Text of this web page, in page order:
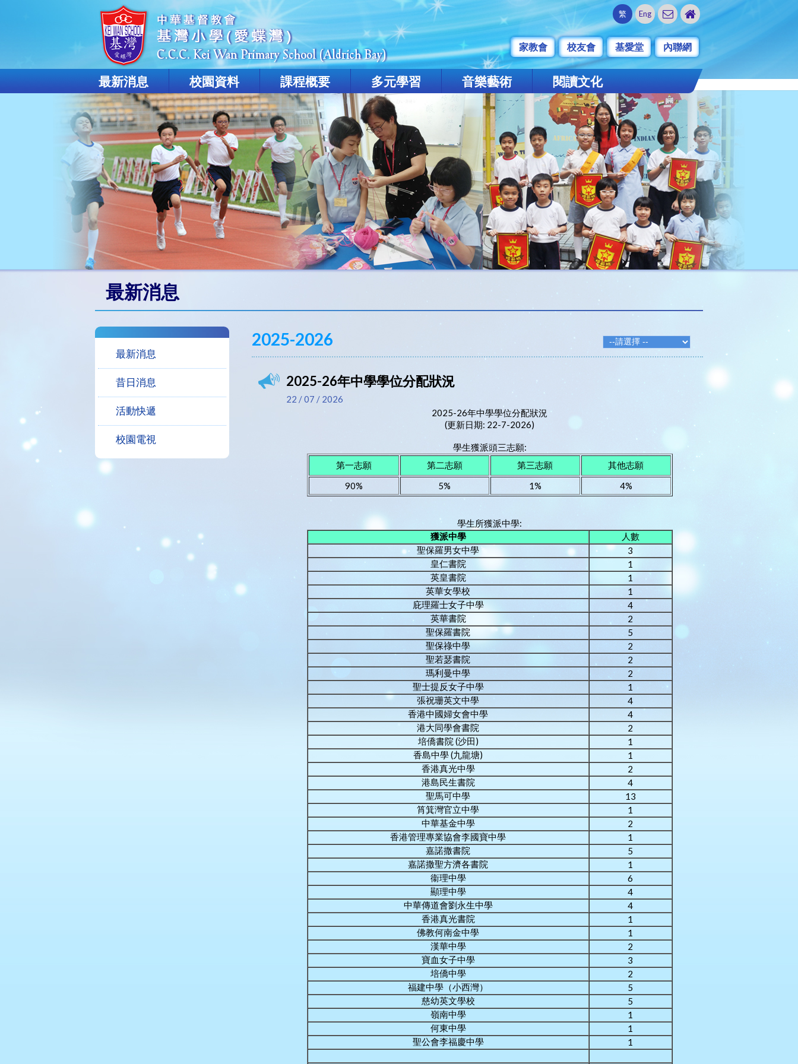
繁 Eng
家教會 校友會 基愛堂 內聯網
最新消息 校園資料 課程概要 多元學習 音樂藝術 閱讀文化
最新消息
最新消息
昔日消息
活動快遞
校園電視
2025-2026
2025-26年中學學位分配狀況
22 / 07 / 2026
2025-26年中學學位分配狀況
(更新日期: 22-7-2026)
學生獲派頭三志願:
第一志願
第二志願 第三志願
其他志願
90%
5% 1% 4%
學生所獲派中學:
獲派中學
人數
聖保羅男女中學
3
皇仁書院
1
英皇書院
1
英華女學校
1
庇理羅士女子中學
4
英華書院
2
聖保羅書院
5
聖保祿中學
2
聖若瑟書院
2
瑪利曼中學
2
聖士提反女子中學
1
張祝珊英文中學
4
香港中國婦女會中學
4
港大同學會書院
2
培僑書院 (沙田)
1
香島中學 (九龍塘)
1
香港真光中學
2
港島民生書院
4
聖馬可中學
13
筲箕灣官立中學
1
中華基金中學
2
香港管理專業協會李國寶中學
1
嘉諾撒書院
5
嘉諾撒聖方濟各書院
1
衞理中學
6
顯理中學
4
中華傳道會劉永生中學
4
香港真光書院
1
佛教何南金中學
1
漢華中學
2
寶血女子中學
3
培僑中學
2
福建中學（小西灣）
5
慈幼英文學校
5
嶺南中學
1
何東中學
1
聖公會李福慶中學
1